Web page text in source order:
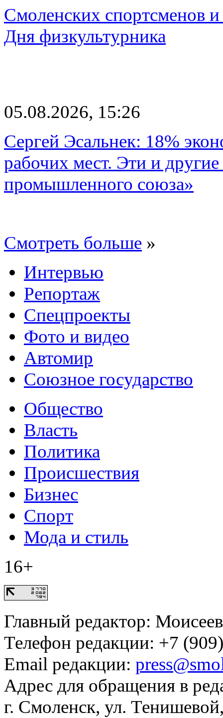
Смоленских спортсменов
Дня физкультурника
05.08.2026, 15:26
Сергей Эсальнек: 18%
рабочих мест. Эти и
промышленного союза»
Смотреть больше »
Интервью
Репортаж
Спецпроекты
Фото и видео
Автомир
Союзное государство
Общество
Власть
Политика
Происшествия
Бизнес
Спорт
Мода и стиль
16+
Главный редактор:
Телефон редакции: +7
Email редакции:
Адрес для обращения в
г. Смоленск, ул.